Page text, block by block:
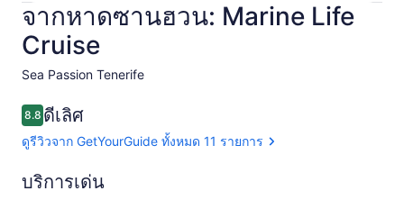
จากหาดซานฮวน: Marine Life
Cruise
Sea Passion Tenerife​
8.88.8 จาก 10
ดีเลิศ
ดูรีวิวจาก GetYourGuide ทั้งหมด 11 รายการ
บริการเด่น